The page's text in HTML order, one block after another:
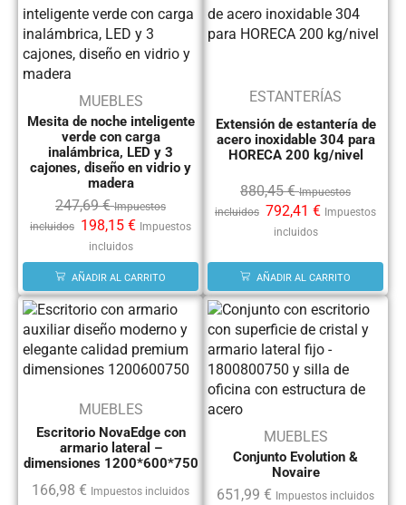
MUEBLES
Mesita de noche inteligente
verde con carga
inalámbrica, LED y 3
cajones, diseño en vidrio y
madera
247,69€ Impuestos
incluidos 198,15 € Impuestos
incluidos
AÑADIR AL CARRITO
ESTANTERÍAS
Extensión de estantería de
acero inoxidable 304 para
HORECA 200 kg/nivel
880,45€ Impuestos
incluidos 792,41 € Impuestos
incluidos
AÑADIR AL CARRITO
MUEBLES
Escritorio NovaEdge con
armario lateral –
dimensiones 1200*600*750
166,98 € Impuestos incluidos
MUEBLES
Conjunto Evolution &
Novaire
651,99 € Impuestos incluidos